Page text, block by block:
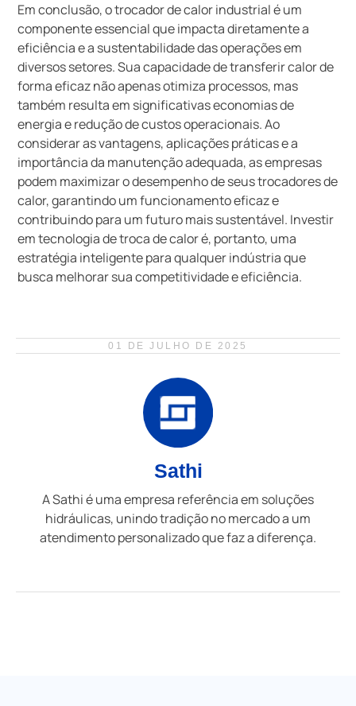
Em conclusão, o trocador de calor industrial é um
componente essencial que impacta diretamente a
eficiência e a sustentabilidade das operações em
diversos setores. Sua capacidade de transferir calor de
forma eficaz não apenas otimiza processos, mas
também resulta em significativas economias de
energia e redução de custos operacionais. Ao
considerar as vantagens, aplicações práticas e a
importância da manutenção adequada, as empresas
podem maximizar o desempenho de seus trocadores de
calor, garantindo um funcionamento eficaz e
contribuindo para um futuro mais sustentável. Investir
em tecnologia de troca de calor é, portanto, uma
estratégia inteligente para qualquer indústria que
busca melhorar sua competitividade e eficiência.
01 DE JULHO DE 2025
Sathi
A Sathi é uma empresa referência em soluções
hidráulicas, unindo tradição no mercado a um
atendimento personalizado que faz a diferença.